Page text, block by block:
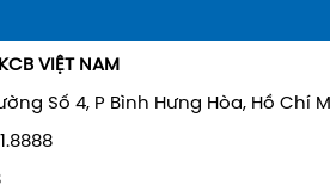
VIỆT NAM
Số 4, P Bình Hưng Hòa, Hồ Chí